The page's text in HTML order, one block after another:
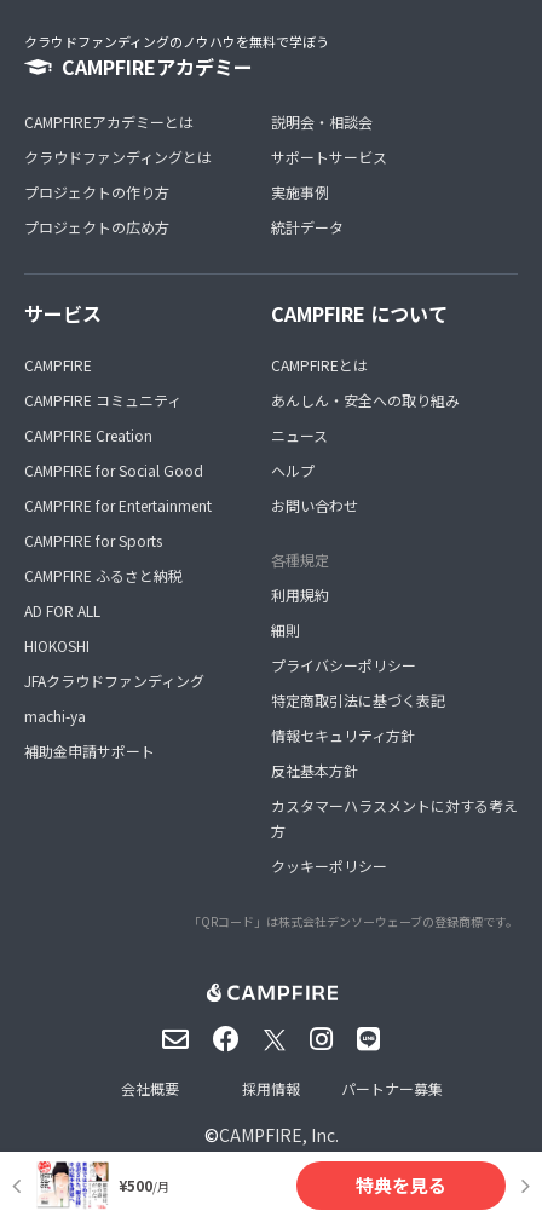
¥500/月 特典を見る
クラウドファンディングのノウハウを無料で学ぼう
CAMPFIREアカデミー
CAMPFIREアカデミーとは
クラウドファンディングとは
プロジェクトの作り方
プロジェクトの広め方
説明会・相談会
サポートサービス
実施事例
統計データ
サービス
CAMPFIRE
CAMPFIRE コミュニティ
CAMPFIRE Creation
CAMPFIRE for Social Good
CAMPFIRE for Entertainment
CAMPFIRE for Sports
CAMPFIRE ふるさと納税
AD FOR ALL
HIOKOSHI
JFAクラウドファンディング
machi-ya
補助金申請サポート
CAMPFIRE について
CAMPFIREとは
あんしん・安全への取り組み
ニュース
ヘルプ
お問い合わせ
各種規定
利用規約
細則
プライバシーポリシー
特定商取引法に基づく表記
情報セキュリティ方針
反社基本方針
カスタマーハラスメントに対する考え
方
クッキーポリシー
「QRコード」は株式会社デンソーウェーブの登録商標です。
©CAMPFIRE, Inc.
会社概要 採用情報 パートナー募集